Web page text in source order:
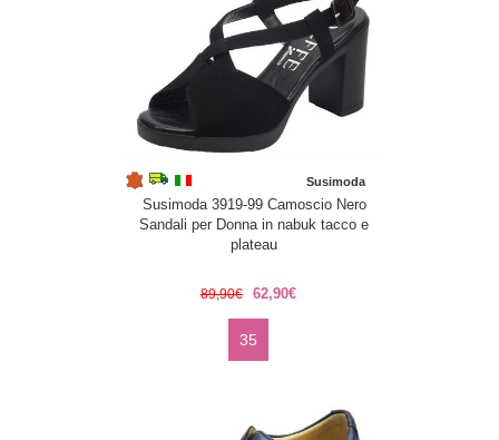
Susimoda
Susimoda 3919-99 Camoscio Nero
Sandali per Donna in nabuk tacco e
plateau
89,90€ 62,90€
35